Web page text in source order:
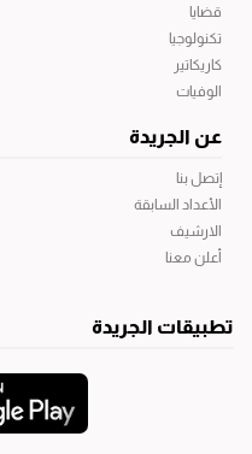
قضايا
تكنولوجيا
كاريكاتير
الوفيات
عن الجريدة
إتصل بنا
الأعداد السابقة
الارشيف
أعلن معنا
تطبيقات الجريدة